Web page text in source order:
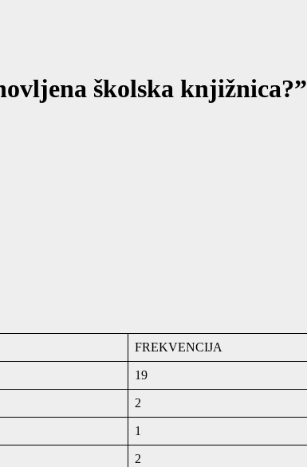
školska knjižnica?”
FREKVENCIJA
19
2
1
2